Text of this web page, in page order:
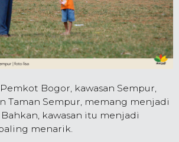
Bogor, kawasan Sempur,
Taman Sempur, memang menjadi
kawasan itu menjadi
menarik.